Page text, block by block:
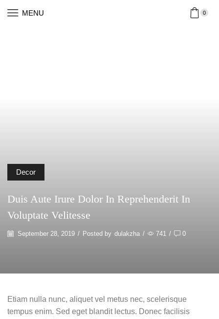
MENU 0
Decor
Duis Aute Irure Dolor In Reprehenderit In
Voluptate Velitesse
September 28, 2019 / Posted by dulakzha / 741 / 0
Etiam nulla nunc, aliquet vel metus nec, scelerisque
tempus enim. Sed eget blandit lectus. Donec facilisis